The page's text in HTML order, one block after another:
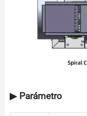
▶ Parámetro